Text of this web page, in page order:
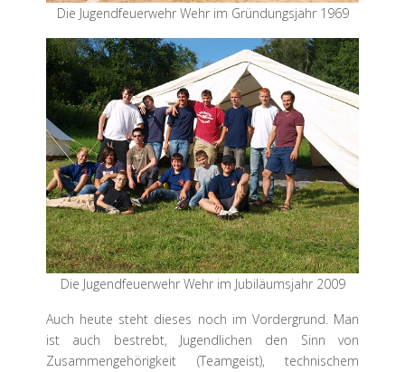
Die Jugendfeuerwehr Wehr im Gründungsjahr 1969
Die Jugendfeuerwehr Wehr im Jubiläumsjahr 2009
Auch heute steht dieses noch im Vordergrund. Man
ist auch bestrebt, Jugendlichen den Sinn von
Zusammengehörigkeit (Teamgeist), technischem